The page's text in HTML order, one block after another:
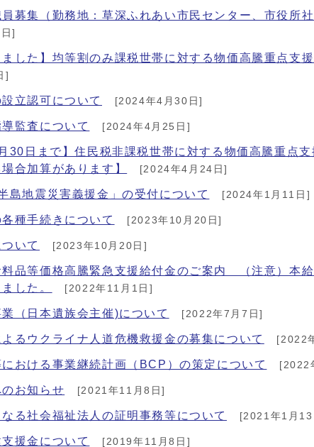
募集（勤務地：草深ふれあい市民センター、市役所
]
ました】均等割のみ課税世帯に対する物価高騰重点支
]
立認可について [2024年4月30日]
監査について [2024年4月25日]
30日まで】住民税非課税世帯に対する物価高騰重点
合加算があります】
[2024年4月24日]
島地震災害義援金」の受付について [2024年1月11日]
種手続きについて [2023年10月20日]
いて [2023年10月20日]
料品等価格高騰緊急支援給付金のご案内 （注意）本
した。
[2022年11月1日]
（日本遺族会主催)について [2022年7月7日]
るウクライナ人道危機救援金の募集について [2022
おける事業継続計画（BCP）の策定について [2022
お知らせ [2021年11月8日]
る社会福祉法人の証明事務等について [2021年1月13
援金について [2019年11月8日]